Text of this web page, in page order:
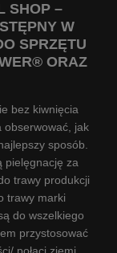
SHOP –
W
SPRZĘTU
ORAZ
bez kiwnięcia
obserwować, jak
sposób.
pielęgnację za
trawy produkcji
trawy marki
do wszelkiego
przystosować